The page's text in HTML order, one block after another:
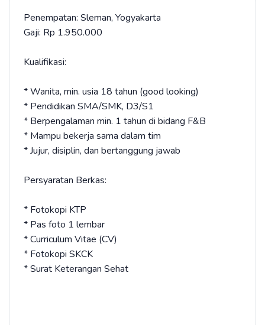
Penempatan: Sleman, Yogyakarta
Gaji: Rp 1.950.000
Kualifikasi:
* Wanita, min. usia 18 tahun (good looking)
* Pendidikan SMA/SMK, D3/S1
* Berpengalaman min. 1 tahun di bidang F&B
* Mampu bekerja sama dalam tim
* Jujur, disiplin, dan bertanggung jawab
Persyaratan Berkas:
* Fotokopi KTP
* Pas foto 1 lembar
* Curriculum Vitae (CV)
* Fotokopi SKCK
* Surat Keterangan Sehat